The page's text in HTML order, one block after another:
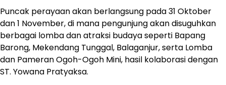
Puncak perayaan akan berlangsung pada 31 Oktober
dan 1 November, di mana pengunjung akan disuguhkan
berbagai lomba dan atraksi budaya seperti Bapang
Barong, Mekendang Tunggal, Balaganjur, serta Lomba
dan Pameran Ogoh-Ogoh Mini, hasil kolaborasi dengan
ST. Yowana Pratyaksa.